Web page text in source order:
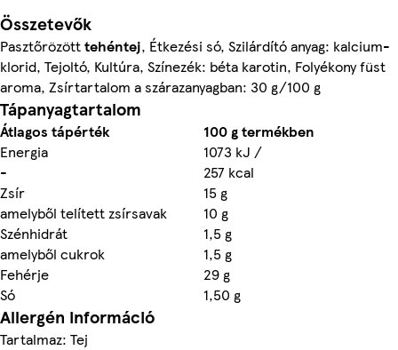
Összetevők
Pasztőrözötttehéntej, Étkezési só, Szilárdító anyag: kalcium-
klorid, Tejoltó, Kultúra, Színezék: béta karotin, Folyékony füst
aroma, Zsírtartalom a szárazanyagban: 30 g/100 g
Tápanyagtartalom
Átlagos tápérték
100 g termékben
Energia
1073 kJ /
-
257 kcal
Zsír
15 g
amelyből telített zsírsavak
10 g
Szénhidrát
1,5 g
amelyből cukrok
1,5 g
Fehérje
29 g
Só
1,50 g
Allergén információ
Tartalmaz: Tej